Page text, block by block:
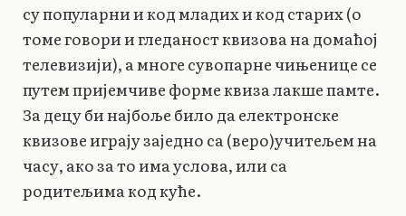
су популарни и код младих и код старих (о
томе говори и гледаност квизова на домаћој
телевизији), а многе сувопарне чињенице се
путем пријемчиве форме квиза лакше памте.
За децу би најбоље било да електронске
квизове играју заједно са (веро)учитељем на
часу, ако за то има услова, или са
родитељима код куће.